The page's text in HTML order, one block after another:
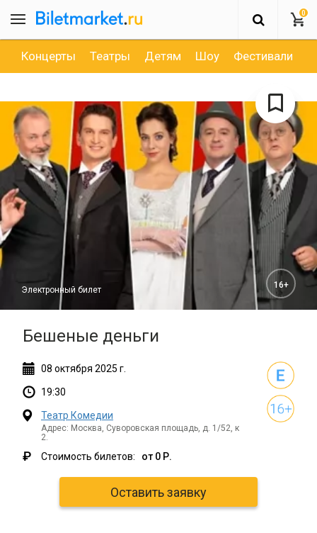
0
Концерты Театры Детям Шоу Фестивали
Бешеные деньги
Электронный билет 16+
08 октября 2025 г.
19:30
Театр Комедии
Адрес: Москва, Суворовская площадь, д. 1/52, к
2.
₽ Стоимость билетов: от 0 Р.
Оставить заявку